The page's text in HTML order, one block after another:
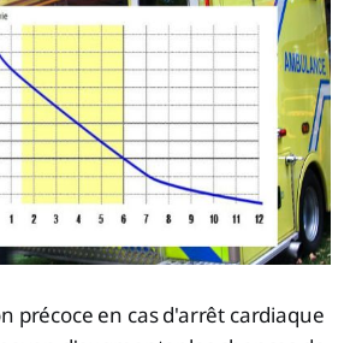
précoce en cas d'arrêt cardiaque